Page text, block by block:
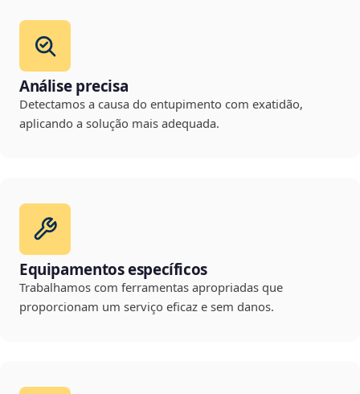
Análise precisa
Detectamos a causa do entupimento com exatidão,
aplicando a solução mais adequada.
Equipamentos específicos
Trabalhamos com ferramentas apropriadas que
proporcionam um serviço eficaz e sem danos.